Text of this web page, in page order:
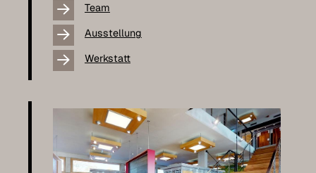
Team
Ausstellung
Werkstatt